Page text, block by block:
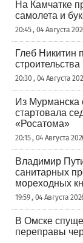
На Камчатке
самолета и
20:45 , 04 Августа
Глеб Никитин
20:30 , 04 Августа
Из Мурманска
стартовала
«Росатома»
20:15 , 04 Августа
Владимир
санитарных
мореходных
19:59 , 04 Августа
В Омске
переправы